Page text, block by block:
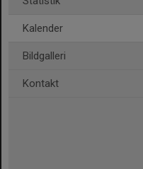
Kalender
Bildgalleri
Kontakt